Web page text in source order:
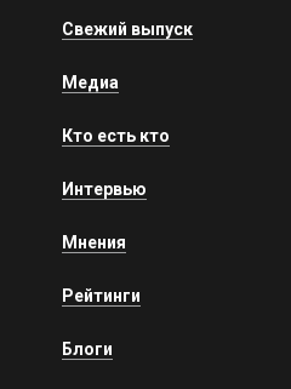
Свежий выпуск
Медиа
Кто есть кто
Интервью
Мнения
Рейтинги
Блоги